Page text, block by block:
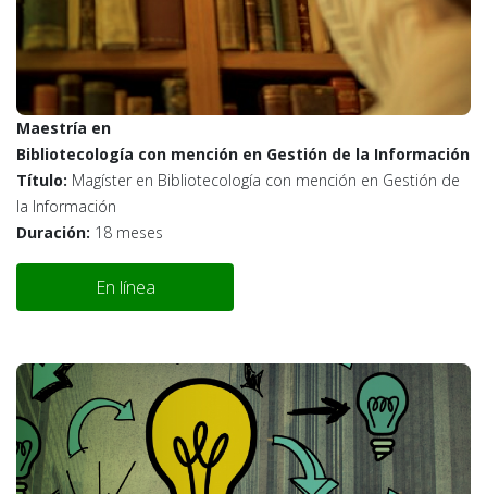
Maestría en
Bibliotecología con mención en Gestión de la Información
Título: Magíster en Bibliotecología con mención en Gestión de
la Información
Duración: 18 meses
En línea